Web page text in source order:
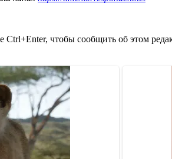
чтобы сообщить об этом